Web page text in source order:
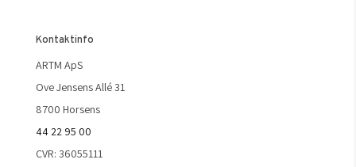
Kontaktinfo
ARTM ApS
Ove Jensens Allé 31
8700 Horsens
44 22 95 00
CVR: 36055111